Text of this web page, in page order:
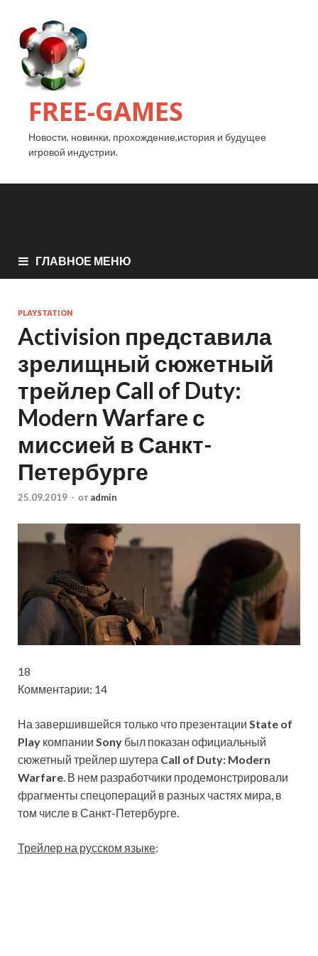
FREE-GAMES
Новости, новинки, прохождение,история и будущее
игровой индустрии.
ГЛАВНОЕ МЕНЮ
PLAYSTATION
Activision представила
зрелищный сюжетный
трейлер Call of Duty:
Modern Warfare с
миссией в Санкт-
Петербурге
25.09.2019 - от admin
18
Комментарии: 14
На завершившейся только что презентации State of
Play компании Sony был показан официальный
сюжетный трейлер шутера Call of Duty: Modern
Warfare . В нем разработчики продемонстрировали
фрагменты спецопераций в разных частях мира, в
том числе в Санкт-Петербурге.
Трейлер на русском языке: